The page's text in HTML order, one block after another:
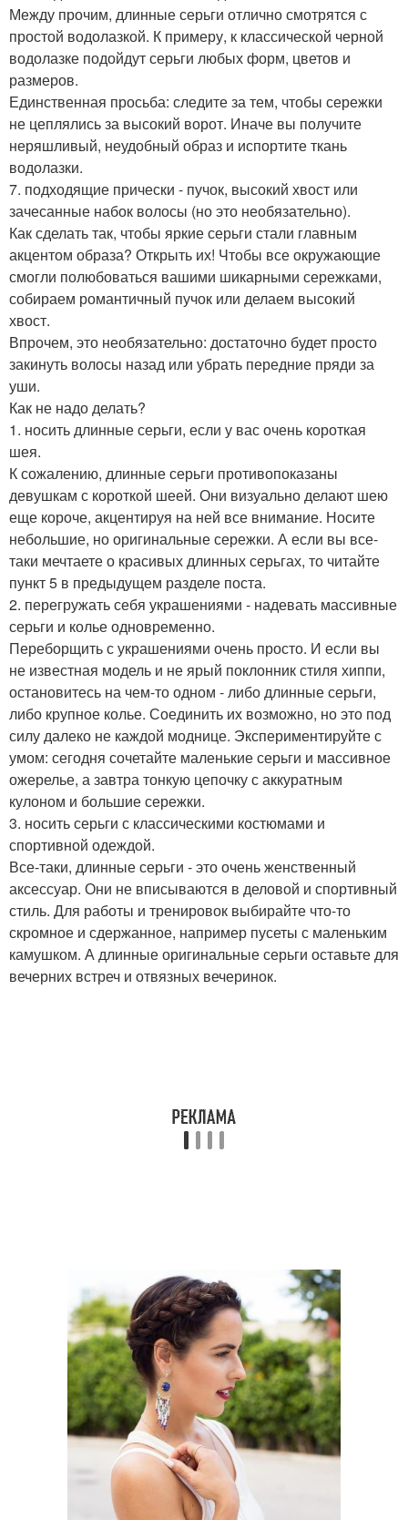
Между прочим, длинные серьги отлично смотрятся с
простой водолазкой. К примеру, к классической черной
водолазке подойдут серьги любых форм, цветов и
размеров.
Единственная просьба: следите за тем, чтобы сережки
не цеплялись за высокий ворот. Иначе вы получите
неряшливый, неудобный образ и испортите ткань
водолазки.
7. подходящие прически - пучок, высокий хвост или
зачесанные набок волосы (но это необязательно).
Как сделать так, чтобы яркие серьги стали главным
акцентом образа? Открыть их! Чтобы все окружающие
смогли полюбоваться вашими шикарными сережками,
собираем романтичный пучок или делаем высокий
хвост.
Впрочем, это необязательно: достаточно будет просто
закинуть волосы назад или убрать передние пряди за
уши.
Как не надо делать?
1. носить длинные серьги, если у вас очень короткая
шея.
К сожалению, длинные серьги противопоказаны
девушкам с короткой шеей. Они визуально делают шею
еще короче, акцентируя на ней все внимание. Носите
небольшие, но оригинальные сережки. А если вы все-
таки мечтаете о красивых длинных серьгах, то читайте
пункт 5 в предыдущем разделе поста.
2. перегружать себя украшениями - надевать массивные
серьги и колье одновременно.
Переборщить с украшениями очень просто. И если вы
не известная модель и не ярый поклонник стиля хиппи,
остановитесь на чем-то одном - либо длинные серьги,
либо крупное колье. Соединить их возможно, но это под
силу далеко не каждой моднице. Экспериментируйте с
умом: сегодня сочетайте маленькие серьги и массивное
ожерелье, а завтра тонкую цепочку с аккуратным
кулоном и большие сережки.
3. носить серьги с классическими костюмами и
спортивной одеждой.
Все-таки, длинные серьги - это очень женственный
аксессуар. Они не вписываются в деловой и спортивный
стиль. Для работы и тренировок выбирайте что-то
скромное и сдержанное, например пусеты с маленьким
камушком. А длинные оригинальные серьги оставьте для
вечерних встреч и отвязных вечеринок.